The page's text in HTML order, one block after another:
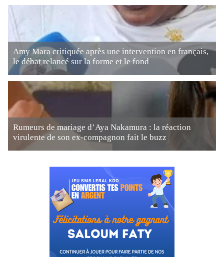
Amy Mara critiquée après une intervention en français,
le débat relancé sur la forme et le fond
Rumeurs de mariage d’Aya Nakamura : la réaction
virulente de son ex-compagnon fait le buzz